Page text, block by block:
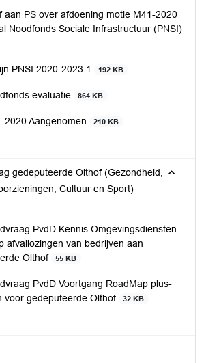
aan PS over afdoening motie M41-2020
Noodfonds Sociale Infrastructuur (PNSI)
PNSI 2020-2023 1 192 KB
evaluatie 864 KB
2020 Aangenomen 210 KB
gedeputeerde Olthof (Gezondheid,
Cultuur en Sport)
PvdD Kennis Omgevingsdiensten
afvallozingen van bedrijven aan
Olthof
55 KB
PvdD Voortgang RoadMap plus-
voor gedeputeerde Olthof
32 KB